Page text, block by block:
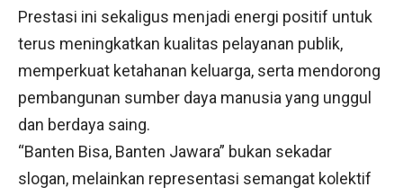
Prestasi ini sekaligus menjadi energi positif untuk
terus meningkatkan kualitas pelayanan publik,
memperkuat ketahanan keluarga, serta mendorong
pembangunan sumber daya manusia yang unggul
dan berdaya saing.
“Banten Bisa, Banten Jawara” bukan sekadar
slogan, melainkan representasi semangat kolektif